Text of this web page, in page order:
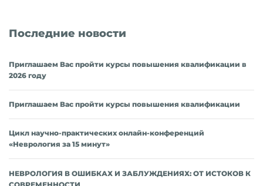
Последние новости
Приглашаем Вас пройти курсы повышения квалификации в
2026 году
Приглашаем Вас пройти курсы повышения квалификации
Цикл научно-практических онлайн-конференций
«Неврология за 15 минут»
НЕВРОЛОГИЯ В ОШИБКАХ И ЗАБЛУЖДЕНИЯХ: ОТ ИСТОКОВ К